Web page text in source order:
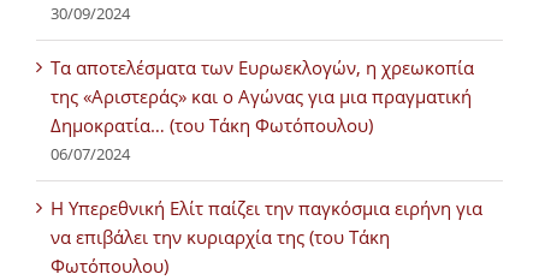
30/09/2024
Τα αποτελέσματα των Ευρωεκλογών, η χρεωκοπία
της «Αριστεράς» και ο Αγώνας για μια πραγματική
Δημοκρατία… (του Τάκη Φωτόπουλου)
06/07/2024
H Υπερεθνική Ελίτ παίζει την παγκόσμια ειρήνη για
να επιβάλει την κυριαρχία της (του Τάκη
Φωτόπουλου)